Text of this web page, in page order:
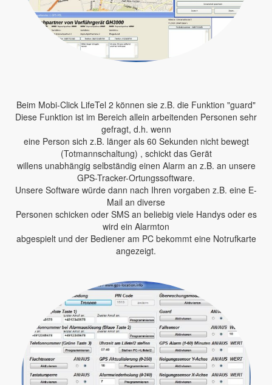
Beim Mobi-Click LifeTel 2 können sie z.B. die Funktion "guard"
Diese Funktion ist im Bereich allein arbeitenden Personen sehr
gefragt, d.h. wenn
eine Person sich z.B. länger als 60 Sekunden nicht bewegt
(Totmannschaltung) , schickt das Gerät
willens unabhängig selbständig einen Alarm an z.B. an unsere
GPS-Tracker-Ortungssoftware.
Unsere Software würde dann nach Ihren vorgaben z.B. eine E-
Mail an diverse
Personen schicken oder SMS an beliebig viele Handys oder es
wird ein Alarmton
abgespielt und der Bediener am PC bekommt eine Notrufkarte
angezeigt.